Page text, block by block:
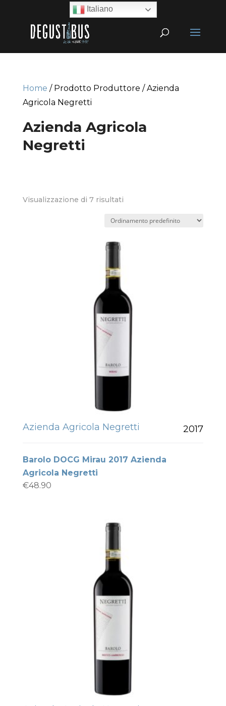
Home / Prodotto Produttore / Azienda
Agricola Negretti
Azienda Agricola
Negretti
Visualizzazione di 7 risultati
Azienda Agricola Negretti 2017
Barolo DOCG Mirau 2017 Azienda
Agricola Negretti
€48.90
Italiano